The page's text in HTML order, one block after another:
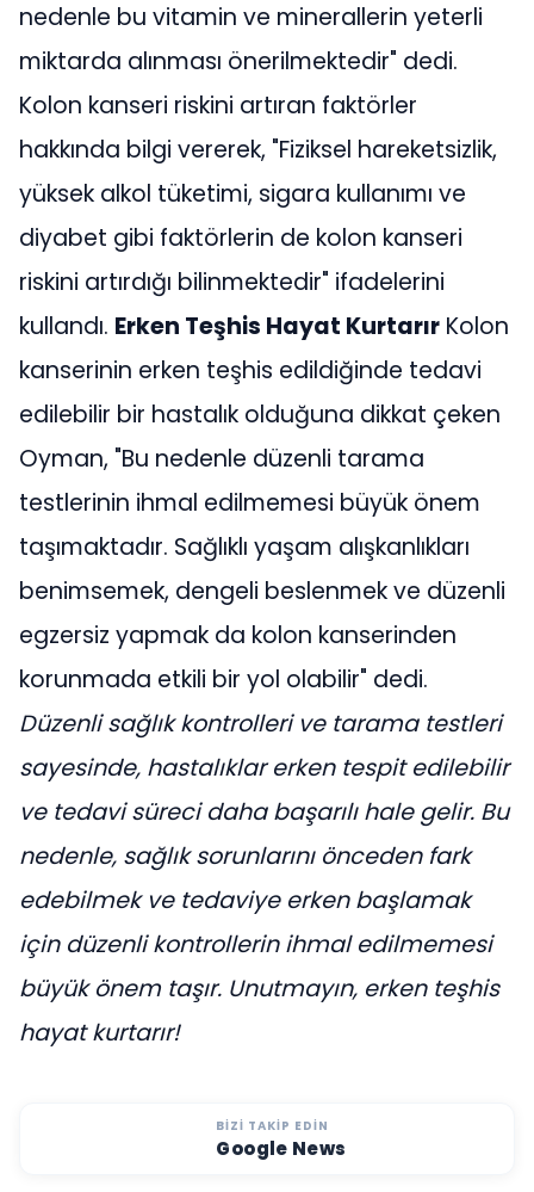
nedenle bu vitamin ve minerallerin yeterli
miktarda alınması önerilmektedir" dedi.
Kolon kanseri riskini artıran faktörler
hakkında bilgi vererek, "Fiziksel hareketsizlik,
yüksek alkol tüketimi, sigara kullanımı ve
diyabet gibi faktörlerin de kolon kanseri
riskini artırdığı bilinmektedir" ifadelerini
kullandı. Erken Teşhis Hayat Kurtarır Kolon
kanserinin erken teşhis edildiğinde tedavi
edilebilir bir hastalık olduğuna dikkat çeken
Oyman, "Bu nedenle düzenli tarama
testlerinin ihmal edilmemesi büyük önem
taşımaktadır. Sağlıklı yaşam alışkanlıkları
benimsemek, dengeli beslenmek ve düzenli
egzersiz yapmak da kolon kanserinden
korunmada etkili bir yol olabilir" dedi.
Düzenli sağlık kontrolleri ve tarama testleri
sayesinde, hastalıklar erken tespit edilebilir
ve tedavi süreci daha başarılı hale gelir. Bu
nedenle, sağlık sorunlarını önceden fark
edebilmek ve tedaviye erken başlamak
için düzenli kontrollerin ihmal edilmemesi
büyük önem taşır. Unutmayın, erken teşhis
hayat kurtarır!
BIZI TAKIP EDIN
Google News